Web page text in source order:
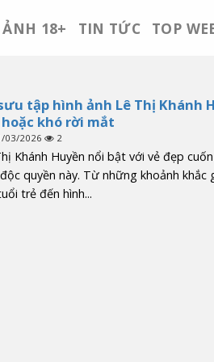
ẢNH 18+ TIN TỨC TOP
tập hình ảnh Lê Thị Khánh
khó rời mắt
03/2026 2
Khánh Huyền nổi bật với vẻ đẹp
quyền này. Từ những khoảnh khắc
trẻ đến hình...